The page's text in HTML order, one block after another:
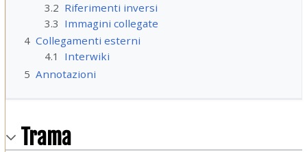
3.2 Riferimenti inversi
3.3 Immagini collegate
4 Collegamenti esterni
4.1
Interwiki
5 Annotazioni
Trama